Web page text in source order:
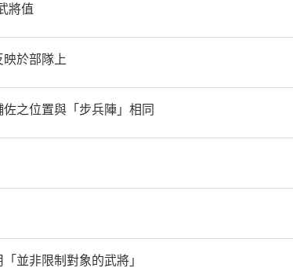
將值
映於部隊上
之位置與「步兵陣」相同
並非限制對象的武將」